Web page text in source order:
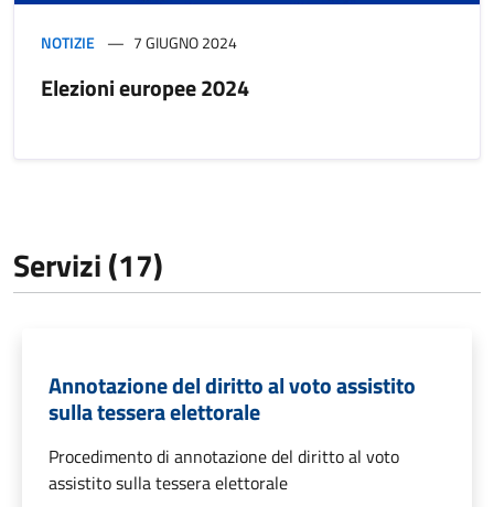
NOTIZIE 7 GIUGNO 2024
Elezioni europee 2024
Servizi (17)
Annotazione del diritto al voto assistito
sulla tessera elettorale
Procedimento di annotazione del diritto al voto
assistito sulla tessera elettorale